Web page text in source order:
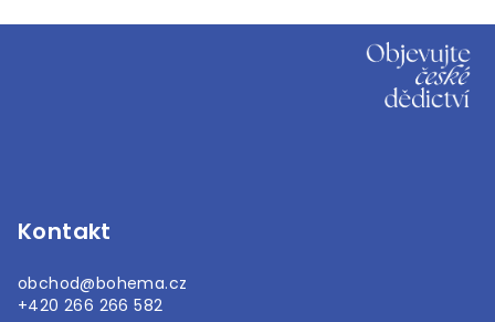
Kontakt
obchod@bohema.cz
+420 266 266 582